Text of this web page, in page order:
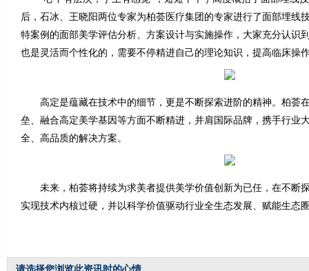
后，石冰、王晓阳两位专家为柏荟医疗集团的专家进行了面部埋线
特案例的面部美学评估分析、方案设计与实施操作，大家充分认识
也是灵活而个性化的，需要不停精进自己的理论知识，提高临床操
高定是蕴藏在技术中的细节，更是不断探索进阶的精神。柏荟
垒、融合高定美学基因等方面不断精进，并肩国际品牌，携手行业
全、高品质的解决方案。
未来，柏荟将持续为求美者提供美学价值创新为已任，在不断
实现技术内核过硬，并以科学价值驱动行业全生态发展、赋能生态